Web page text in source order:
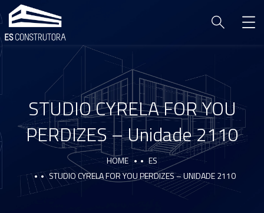
STUDIO CYRELA FOR YOU
PERDIZES – Unidade 2110
HOME
ES
STUDIO CYRELA FOR YOU PERDIZES – UNIDADE 2110